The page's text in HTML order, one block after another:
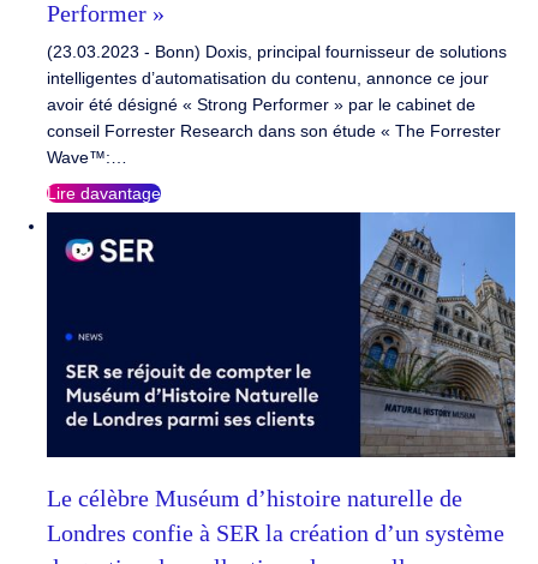
Performer »
(23.03.2023 - Bonn) Doxis, principal fournisseur de solutions
intelligentes d’automatisation du contenu, annonce ce jour
avoir été désigné « Strong Performer » par le cabinet de
conseil Forrester Research dans son étude « The Forrester
Wave™:…
Lire davantage
Le célèbre Muséum d’histoire naturelle de
Londres confie à SER la création d’un système